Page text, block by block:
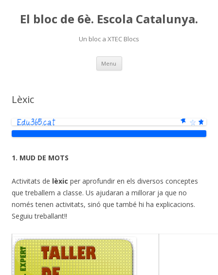
El bloc de 6è. Escola Catalunya.
Un bloc a XTEC Blocs
Menu Skip
content
Lèxic
1. MUD DE MOTS
Activitats de lèxic per aprofundir en els diversos conceptes
que treballem a classe. Us ajudaran a millorar ja que no
només tenen activitats, sinó que també hi ha explicacions.
Seguiu treballant!!